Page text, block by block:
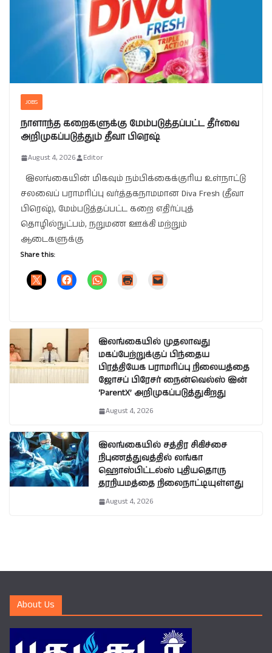
JOBS
நாளாந்த கறைகளுக்கு மேம்படுத்தப்பட்ட தீர்வை
அறிமுகப்படுத்தும் தீவா பிரெஷ்
August 4, 2026 Editor
இலங்கையின் மிகவும் நம்பிக்கைக்குரிய உள்நாட்டு
சலவைப் பராமரிப்பு வர்த்தகநாமமான Diva Fresh (தீவா
பிரெஷ்), மேம்படுத்தப்பட்ட கறை எதிர்ப்புத்
தொழில்நுட்பம், நறுமண ஊக்கி மற்றும்
ஆடைகளுக்கு
Share this:
இலங்கையில் முதலாவது
மகப்பேற்றுக்குப் பிந்தைய
பிரத்தியேக பராமரிப்பு நிலையத்தை
ஜோசப் பிரேசர் நைன்வெல்ஸ் இன்
‘ParentX’ அறிமுகப்படுத்துகிறது
August 4, 2026
இலங்கையில் சத்திர சிகிச்சை
நிபுணத்துவத்தில் லங்கா
ஹொஸ்பிட்டல்ஸ் புதியதொரு
தரநியமத்தை நிலைநாட்டியுள்ளது
August 4, 2026
About Us